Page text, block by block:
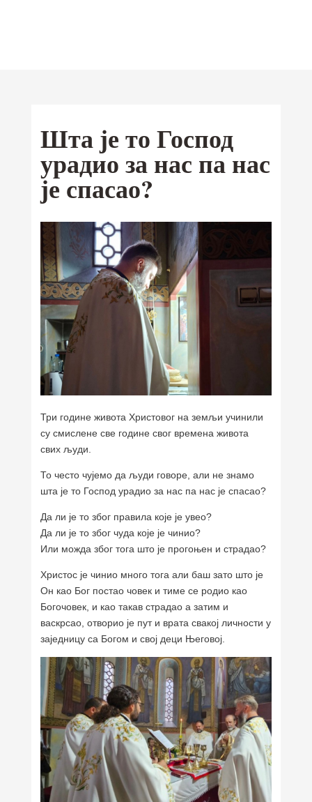
апликација
Ваши омиљени текстови од сада и
Шта је то Господ
урадио за нас па нас
је спасао?
Три године живота Христовог на земљи учинили
су смислене све године свог времена живота
свих људи.
То често чујемо да људи говоре, али не знамо
шта је то Господ урадио за нас па нас је спасао?
Да ли је то због правила које је увео?
Да ли је то због чуда које је чинио?
Или можда због тога што је прогоњен и страдао?
Христос је чинио много тога али баш зато што је
Он као Бог постао човек и тиме се родио као
Богочовек, и као такав страдао а затим и
васкрсао, отворио је пут и врата свакој личности у
заједницу са Богом и свој деци Његовој.